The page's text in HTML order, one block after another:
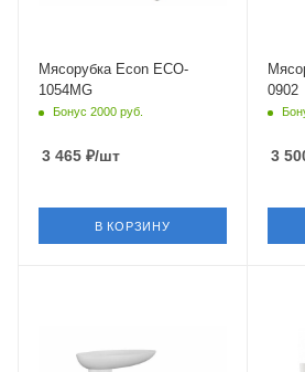
Мясорубка Econ ECO-
1054MG
Бонус 2000 руб.
3 465 ₽/шт
В КОРЗИНУ
0902
3